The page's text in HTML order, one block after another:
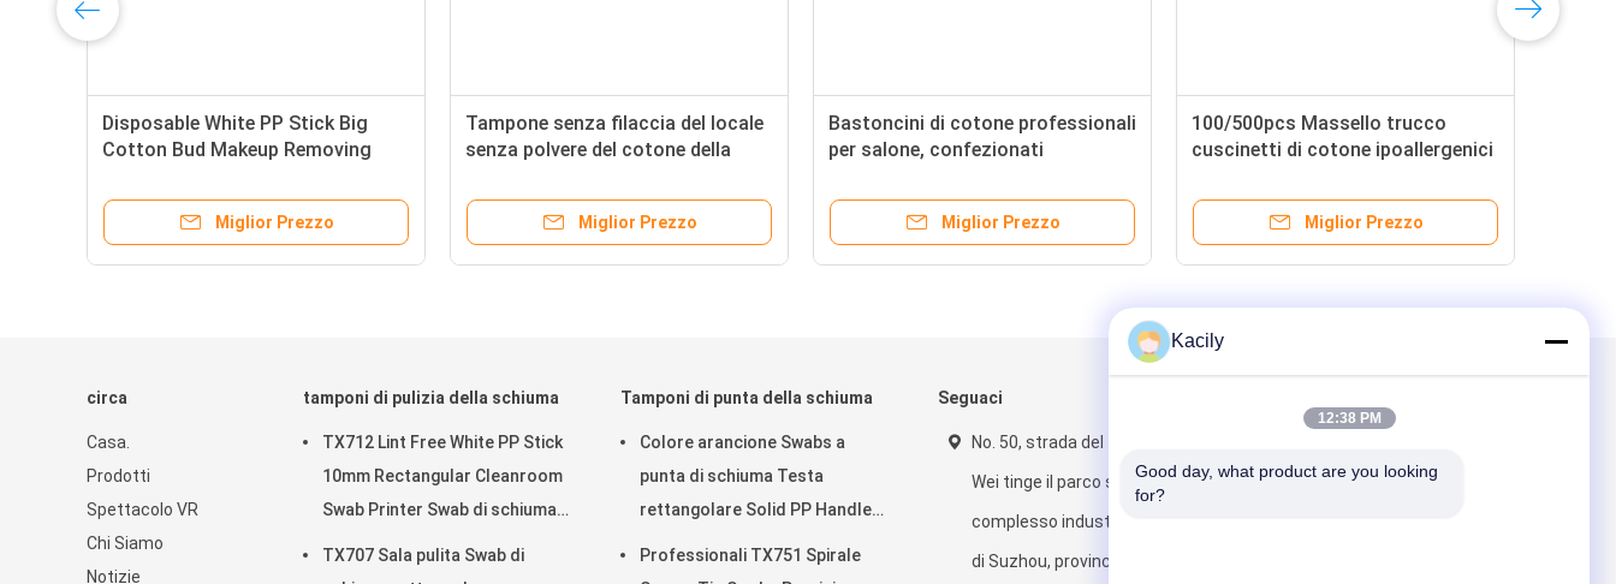
Disposable White PP Stick Big
Cotton Bud Makeup Removing
40mm Long Cotton Head
Miglior Prezzo
Tampone senza filaccia del locale
senza polvere del cotone della
tampone medico del germoglio
Miglior Prezzo
Bastoncini di cotone professionali
per salone, confezionati
rotonde/a punta, per extension
ciglia e uso spaMiglior Prezzo
100/500pcs Massello trucco
cuscinetti di cotone ipoallergenici
tessuti con borsa da viaggio
Miglior Prezzo
circa
Casa.
Prodotti
Spettacolo VR
Chi Siamo
Notizie
tamponi di pulizia della schiuma
TX712 Lint Free White PP Stick
10mm Rectangular Cleanroom
Swab Printer Swab di schiuma
TX707 Sala pulita Swab di
Tamponi di punta della schiuma
Colore arancione Swabs a
punta di schiuma Testa
rettangolare Solid PP Handle
Professionali TX751 Spirale
Seguaci
No. 50, strada del tonghe,
Wei tinge il parco scientifico,
complesso industriale, città
di Suzhou, provincia di
Kacily
12:38 PM
Good day, what product are you looking
for?